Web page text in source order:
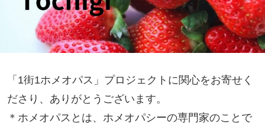
「1街1ホメオパス」プロジェクトに関心をお寄せく
ださり、ありがとうございます。
＊ホメオパスとは、ホメオパシーの専門家のことで